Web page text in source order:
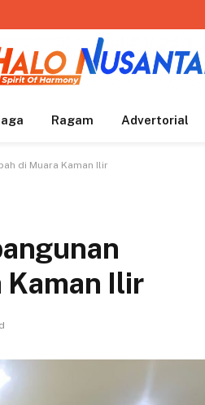
Ragam Advertorial
di Muara Kaman Ilir
Kaman Ilir